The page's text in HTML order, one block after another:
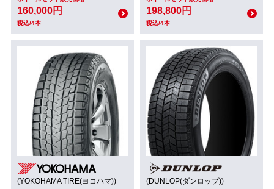
160,000円
税込/4本
198,800円
税込/4本
(YOKOHAMA TIRE(ヨコハマ)) (DUNLOP(ダンロップ))